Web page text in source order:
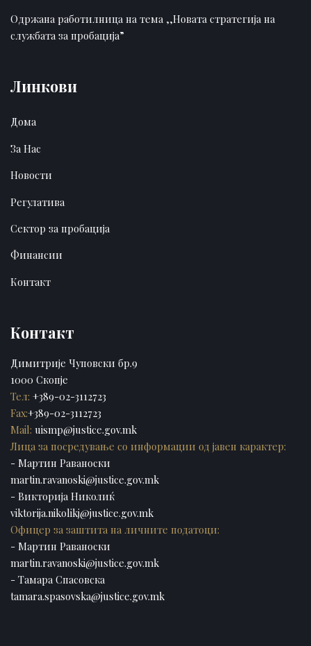
Одржана работилница на тема ,,Новата стратегија на
службата за пробација”
Линкови
Дома
За Нас
Новости
Регулатива
Сектор за пробација
Финансии
Контакт
Контакт
Димитрије Чуповски бр.9
1000 Скопје
Тел: +389-02-3112723
Fax:+389-02-3112723
Mail: uismp@justice.gov.mk
Лица за посредување со информации од јавен карактер:
- Мартин Раваноски
martin.ravanoski@justice.gov.mk
- Викторија Николиќ
viktorija.nikolikj@justice.gov.mk
Офицер за заштита на личните податоци:
- Мартин Раваноски
martin.ravanoski@justice.gov.mk
- Тамара Спасовска
tamara.spasovska@justice.gov.mk